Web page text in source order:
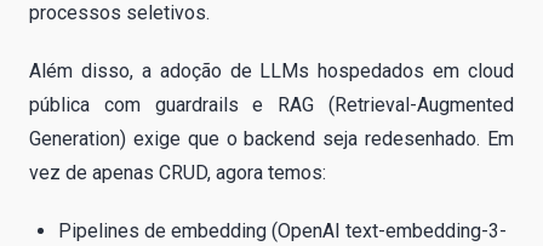
processos seletivos.
Além disso, a adoção de LLMs hospedados em cloud
pública com guardrails e RAG (Retrieval-Augmented
Generation) exige que o backend seja redesenhado. Em
vez de apenas CRUD, agora temos:
Pipelines de embedding (OpenAI text-embedding-3-